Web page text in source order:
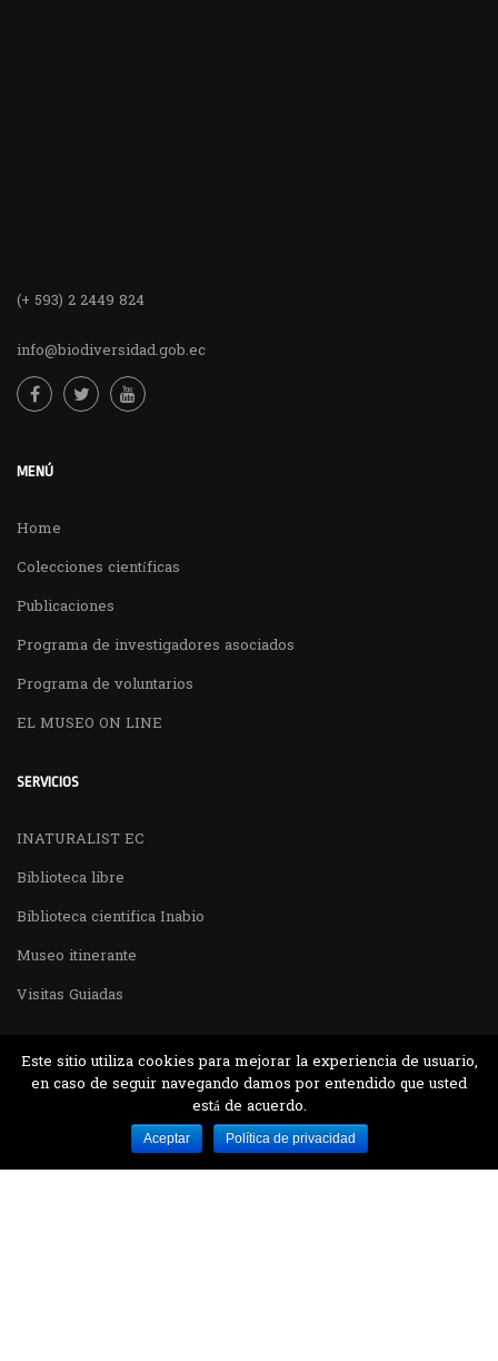
(+ 593) 2 2449 824
info@biodiversidad.gob.ec
MENÚ
Home
Colecciones científicas
Publicaciones
Programa de investigadores asociados
Programa de voluntarios
EL MUSEO ON LINE
SERVICIOS
INATURALIST EC
Biblioteca libre
Biblioteca cientifica Inabio
Museo itinerante
Visitas Guiadas
Desarrollado por MJTEC.
Este sitio utiliza cookies para mejorar la experiencia de usuario,
en caso de seguir navegando damos por entendido que usted
está de acuerdo.
Aceptar Política de privacidad